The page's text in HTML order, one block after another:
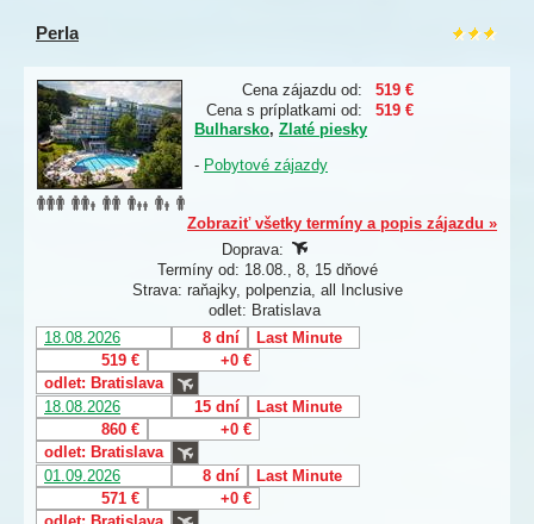
Perla
Cena zájazdu od:
519 €
Cena s príplatkami od:
519 €
Bulharsko, Zlaté piesky
- Pobytové zájazdy
Zobraziť všetky termíny a popis zájazdu »
Doprava:
Termíny od: 18.08., 8, 15 dňové
Strava: raňajky, polpenzia, all Inclusive
odlet: Bratislava
18.08.2026
8 dní
Last Minute
519 €
+0 €
odlet: Bratislava
18.08.2026
15 dní
Last Minute
860 €
+0 €
odlet: Bratislava
01.09.2026
8 dní
Last Minute
571 €
+0 €